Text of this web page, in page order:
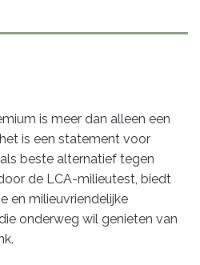
is meer dan alleen een
is een statement voor
beste alternatief tegen
de LCA-milieutest, biedt
en milieuvriendelijke
onderweg wil genieten van